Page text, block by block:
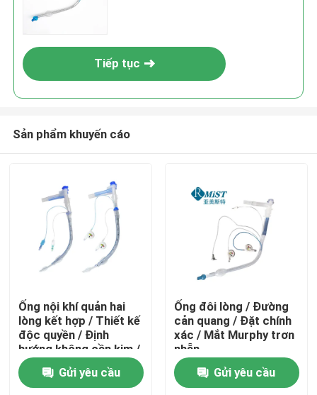
Nhà
Sản phẩm
Tiếp tục
Sản phẩm khuyến cáo
Ống nội khí quản hai
lòng kết hợp / Thiết kế
độc quyền / Định
hướng không cần kim /
PVC Y tế
Gửi yêu cầu
Ống đôi lòng / Đường
cản quang / Đặt chính
xác / Mắt Murphy trơn
nhẵn
Gửi yêu cầu